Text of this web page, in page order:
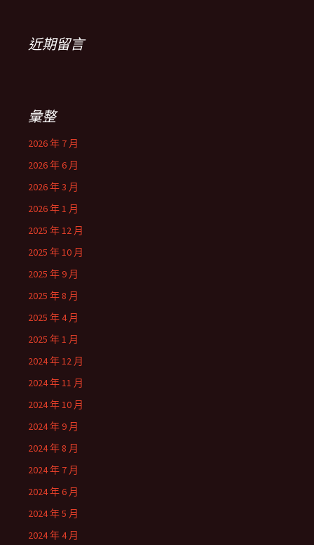
近期留言
彙整
2026 年 7 月
2026 年 6 月
2026 年 3 月
2026 年 1 月
2025 年 12 月
2025 年 10 月
2025 年 9 月
2025 年 8 月
2025 年 4 月
2025 年 1 月
2024 年 12 月
2024 年 11 月
2024 年 10 月
2024 年 9 月
2024 年 8 月
2024 年 7 月
2024 年 6 月
2024 年 5 月
2024 年 4 月